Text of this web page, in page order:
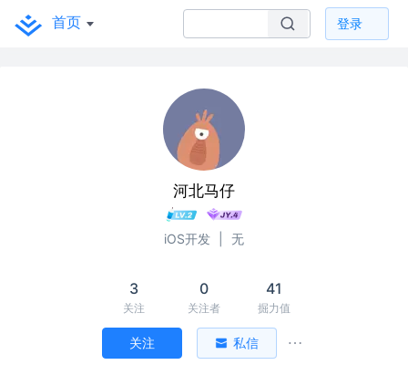
首页 登录
河北马仔
iOS开发 无
3
关注
0
关注者
41
掘力值
关注 私信